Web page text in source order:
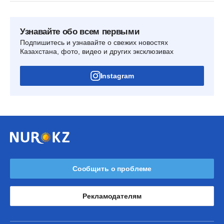
Узнавайте обо всем первыми
Подпишитесь и узнавайте о свежих новостях
Казахстана, фото, видео и других эксклюзивах
Instagram
Сообщить о проблеме
Рекламодателям